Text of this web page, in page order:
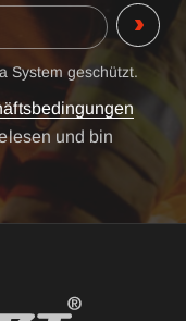
System geschützt.
und bin